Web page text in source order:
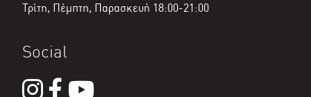
Τρίτη, Πέμπτη, Παρασκευή 18:00-21:00
Social